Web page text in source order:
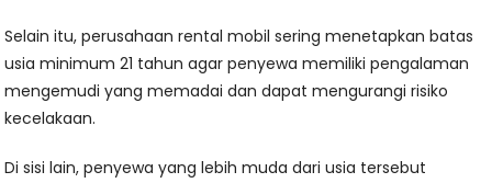
Selain itu, perusahaan rental mobil sering menetapkan batas
usia minimum 21 tahun agar penyewa memiliki pengalaman
mengemudi yang memadai dan dapat mengurangi risiko
kecelakaan.
Di sisi lain, penyewa yang lebih muda dari usia tersebut